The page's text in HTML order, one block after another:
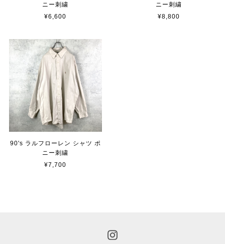
ニー刺繍
¥6,600
ニー刺繍
¥8,800
90's ラルフローレン シャツ ポ
ニー刺繍
¥7,700